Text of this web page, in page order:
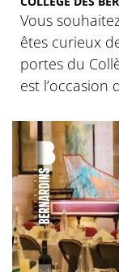
Vous
êtes curieux
portes du
est l’occasion